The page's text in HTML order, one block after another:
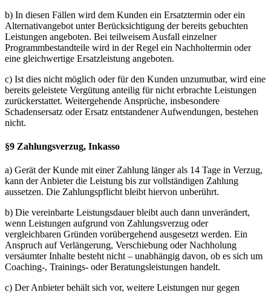
b) In diesen Fällen wird dem Kunden ein Ersatztermin oder ein
Alternativangebot unter Berücksichtigung der bereits gebuchten
Leistungen angeboten. Bei teilweisem Ausfall einzelner
Programmbestandteile wird in der Regel ein Nachholtermin oder
eine gleichwertige Ersatzleistung angeboten.
c) Ist dies nicht möglich oder für den Kunden unzumutbar, wird eine
bereits geleistete Vergütung anteilig für nicht erbrachte Leistungen
zurückerstattet. Weitergehende Ansprüche, insbesondere
Schadensersatz oder Ersatz entstandener Aufwendungen, bestehen
nicht.
§9 Zahlungsverzug, Inkasso
a) Gerät der Kunde mit einer Zahlung länger als 14 Tage in Verzug,
kann der Anbieter die Leistung bis zur vollständigen Zahlung
aussetzen. Die Zahlungspflicht bleibt hiervon unberührt.
b) Die vereinbarte Leistungsdauer bleibt auch dann unverändert,
wenn Leistungen aufgrund von Zahlungsverzug oder
vergleichbaren Gründen vorübergehend ausgesetzt werden. Ein
Anspruch auf Verlängerung, Verschiebung oder Nachholung
versäumter Inhalte besteht nicht – unabhängig davon, ob es sich um
Coaching-, Trainings- oder Beratungsleistungen handelt.
c) Der Anbieter behält sich vor, weitere Leistungen nur gegen